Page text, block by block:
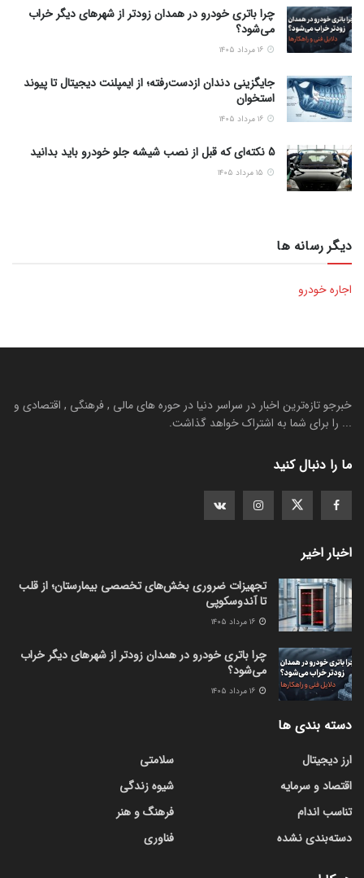
چرا باتری خودرو در همدان زودتر از شهرهای دیگر خراب
می‌شود؟
جایگزینی دندان ازدست‌رفته؛ از ایمپلنت دیجیتال تا پیوند
استخوان
5 نکته‌ای که قبل از نصب شیشه جلو خودرو باید بدانید
دیگر رسانه ها
اجاره خودرو
خبرجو تازه‌ترین اخبار در سراسر دنیا در حوره های مالی , فرهنگی , اقتصادی و
... را برای شما به اشتراک خواهد گذاشت.
ما را دنبال کنید
اخبار اخیر
تجهیزات ضروری بخش‌های تخصصی بیمارستان؛ از قلب
تا آندوسکوپی
چرا باتری خودرو در همدان زودتر از شهرهای دیگر خراب
می‌شود؟
دسته بندی ها
ارز دیجیتال
اقتصاد و سرمایه
تناسب اندام
دسته‌بندی نشده
سلامتی
شیوه زندگی
فرهنگ و هنر
فناوری